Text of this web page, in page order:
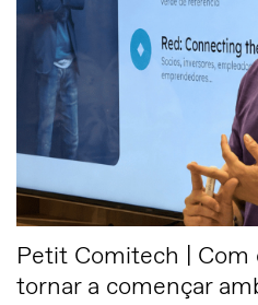
Petit Comitech | Com
tornar a començar